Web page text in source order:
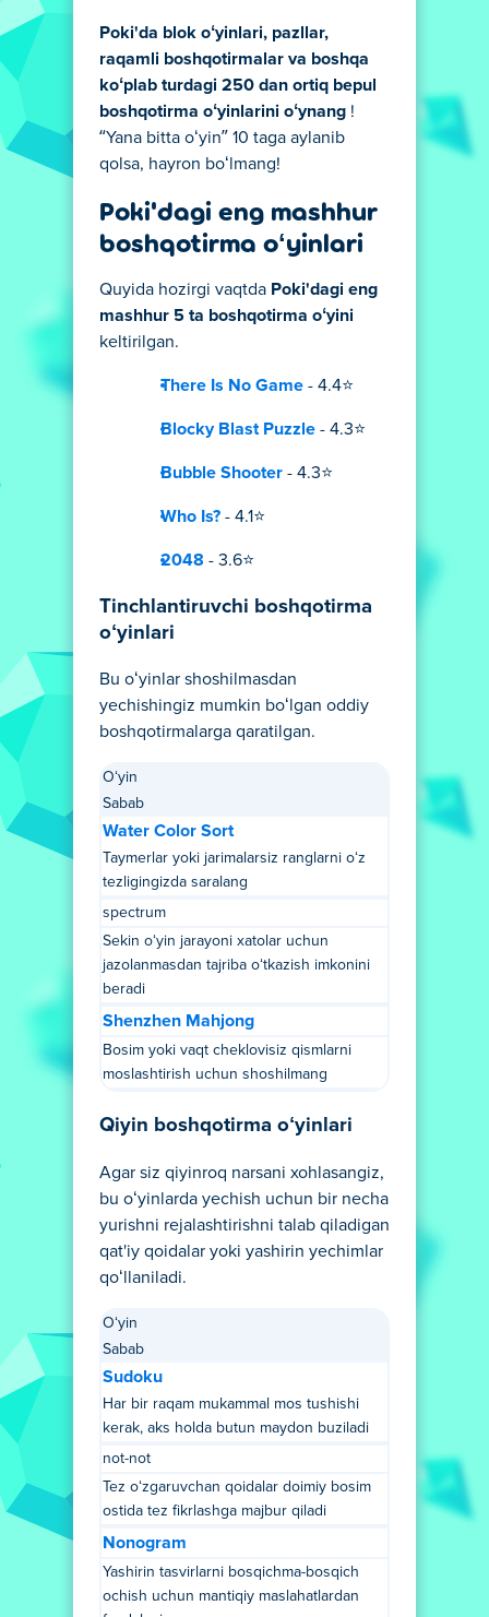
Poki'da blok oʻyinlari, pazllar,
raqamli boshqotirmalar va boshqa
koʻplab turdagi 250 dan ortiq bepul
boshqotirma oʻyinlarini oʻynang !
“Yana bitta oʻyin” 10 taga aylanib
qolsa, hayron boʻlmang!
Poki'dagi eng mashhur
boshqotirma oʻyinlari
Quyida hozirgi vaqtda Poki'dagi eng
mashhur 5 ta boshqotirma oʻyini
keltirilgan.
There Is No Game - 4.4⭐
Blocky Blast Puzzle - 4.3⭐
Bubble Shooter - 4.3⭐
Who Is? - 4.1⭐
2048 - 3.6⭐
Tinchlantiruvchi boshqotirma
oʻyinlari
Bu oʻyinlar shoshilmasdan
yechishingiz mumkin boʻlgan oddiy
boshqotirmalarga qaratilgan.
Oʻyin
Sabab
Water Color Sort
Taymerlar yoki jarimalarsiz ranglarni oʻz
tezligingizda saralang
spectrum
Sekin oʻyin jarayoni xatolar uchun
jazolanmasdan tajriba oʻtkazish imkonini
beradi
Shenzhen Mahjong
Bosim yoki vaqt cheklovisiz qismlarni
moslashtirish uchun shoshilmang
Qiyin boshqotirma oʻyinlari
Agar siz qiyinroq narsani xohlasangiz,
bu oʻyinlarda yechish uchun bir necha
yurishni rejalashtirishni talab qiladigan
qat'iy qoidalar yoki yashirin yechimlar
qoʻllaniladi.
Oʻyin
Sabab
Sudoku
Har bir raqam mukammal mos tushishi
kerak, aks holda butun maydon buziladi
not-not
Tez oʻzgaruvchan qoidalar doimiy bosim
ostida tez fikrlashga majbur qiladi
Nonogram
Yashirin tasvirlarni bosqichma-bosqich
ochish uchun mantiqiy maslahatlardan